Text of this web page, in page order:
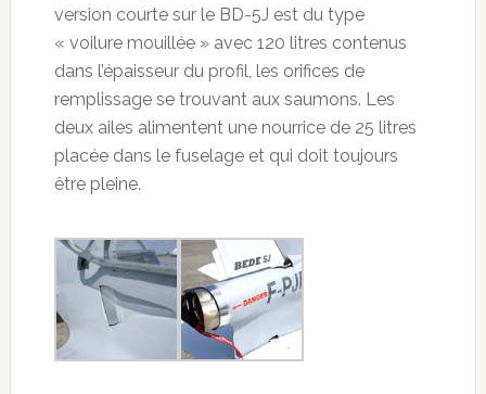
version courte sur le BD-5J est du type
« voilure mouillée » avec 120 litres contenus
dans l’épaisseur du profil, les orifices de
remplissage se trouvant aux saumons. Les
deux ailes alimentent une nourrice de 25 litres
placée dans le fuselage et qui doit toujours
être pleine.